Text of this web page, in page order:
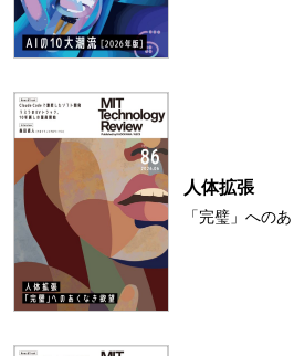
人体拡張
「完璧」への